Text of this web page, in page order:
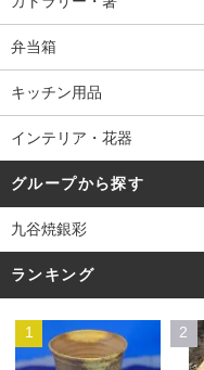
弁当箱
キッチン用品
インテリア・花器
グループから探す
九谷焼銀彩
ランキング
1 2